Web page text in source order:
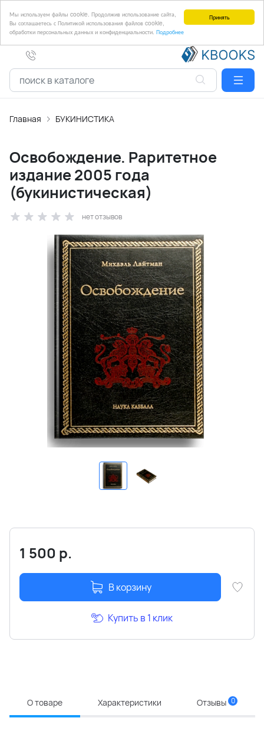
Принять
Мы используем файлы cookie. Продолжив использование сайта,
Вы соглашаетесь с Политикой использования файлов cookie,
обработки персональных данных и конфиденциальности. Подробнее
Главная БУКИНИСТИКА
Освобождение. Раритетное
издание 2005 года
(букинистическая)
нет отзывов
1 500 р.
В корзину
Купить в 1 клик
О товаре Характеристики Отзывы 0